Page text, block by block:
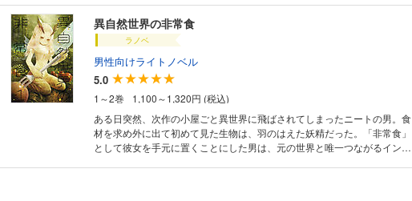
空間でさまざまな遊び方を編み出した。 「取調べで酔う」 「アルコール
スプレーで酔う」 「筋トレで酔う」 「脳内修行で酔う」 「歯科医の麻酔
で酔う」 「愛する人との面会で酔う」 「裁判で酔う」 本書はその内容を
リアルかつユーモラスに綴ったものである。 マスコミが注目する裁判の判
決は2022年5月9日。判決とともに本書を楽しんでいただけると幸いだ。
責任編集：草下シンヤ 「こんなに逮捕を楽しんでいる人を私は知りませ
ん」
異自然世界の非常食
ラノベ
男性向けライトノベル
5.0
1～2巻
1,100～1,320円 (税込)
ある日突然、次作の小屋ごと異世界に飛ばされてしまったニートの男。食
材を求め外に出て初めて見た生物は、羽のはえた妖精だった。「非常食」
として彼女を手元に置くことにした男は、元の世界と唯一つながるインタ